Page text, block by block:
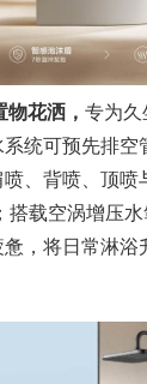
花洒， 专为久
统可预先排空
、背喷、顶
搭载空涡增压
，将日常淋浴